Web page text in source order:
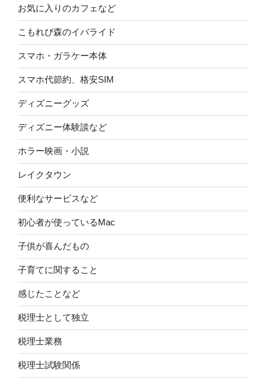
お気に入りのカフェなど
こもれび森のイバライド
スマホ・ガラケー本体
スマホ代節約、格安SIM
ディズニーグッズ
ディズニー体験談など
ホラー映画・小説
レイクタウン
便利なサービスなど
初心者が使っているMac
子供が喜んだもの
子育てに関すること
感じたことなど
税理士として独立
税理士業務
税理士試験関係